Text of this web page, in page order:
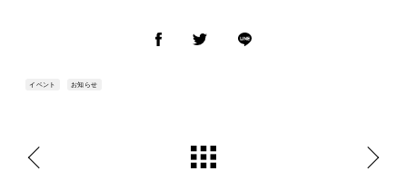
イベント お知らせ